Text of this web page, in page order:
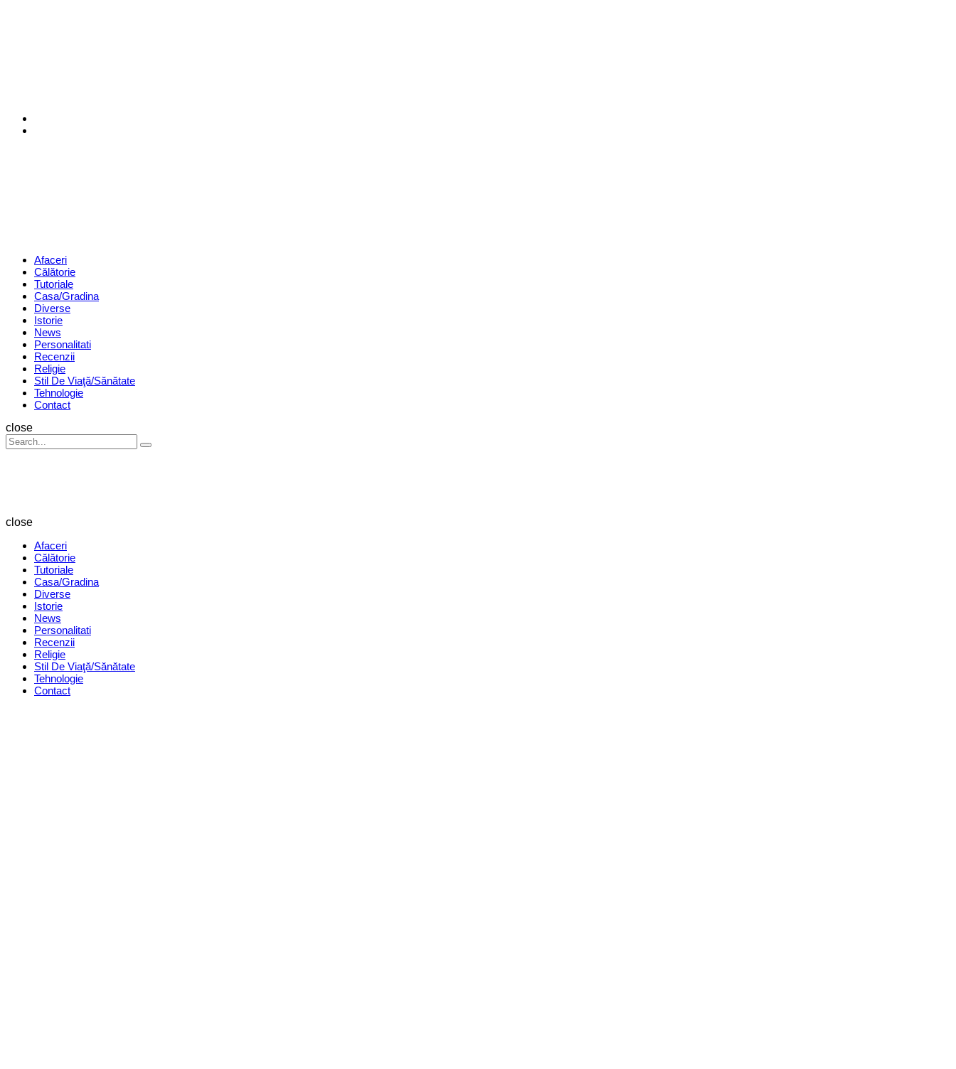
Menu Afaceri
Călătorie
Tutoriale
Casa/Gradina
Diverse
Istorie
News
Personalitati
Recenzii
Religie
Stil De Viaţă/Sănătate
Tehnologie
Contact
Search
close
Search
for:
Search
close
Afaceri
Călătorie
Tutoriale
Casa/Gradina
Diverse
Istorie
News
Personalitati
Recenzii
Religie
Stil De Viaţă/Sănătate
Tehnologie
Contact